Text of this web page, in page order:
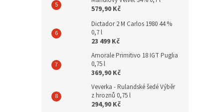
579,90 Kč
Dictador 2 M Carlos 1980 44 %
0,7 l
23 499 Kč
Amorale Primitivo 18 IGT Puglia
0,75 l
369,90 Kč
Veverka - Rulandské šedé Výběr
z hroznů 0,75 l
294,90 Kč